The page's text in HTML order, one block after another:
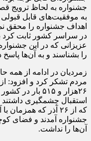
جشنواره به لحاظ ترویج
به موفقیت‌های قابل قبولی
اهداف جشنواره را محقق
در سراسر کشور ثابت کرد
عزیزانی که در این
را بشناسند و به آن‌ها پاسخ
زمردیان در ادامه از همه
مردم تشکر کرد و افزود:
۲۶هزار و ۵۱۵
استقبال چشمگیری
که از ۲۶ آذر که
جشنواره آمدند و فضای
آن‌ها را نداشت.